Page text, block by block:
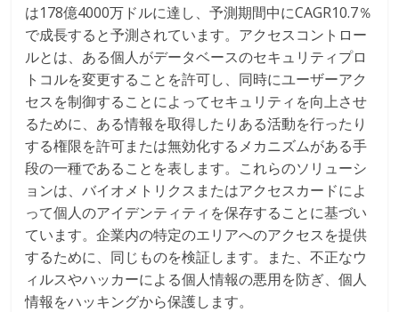
は178億4000万ドルに達し、予測期間中にCAGR10.7％
で成長すると予測されています。アクセスコントロー
ルとは、ある個人がデータベースのセキュリティプロ
トコルを変更することを許可し、同時にユーザーアク
セスを制御することによってセキュリティを向上させ
るために、ある情報を取得したりある活動を行ったり
する権限を許可または無効化するメカニズムがある手
段の一種であることを表します。これらのソリューシ
ョンは、バイオメトリクスまたはアクセスカードによ
って個人のアイデンティティを保存することに基づい
ています。企業内の特定のエリアへのアクセスを提供
するために、同じものを検証します。また、不正なウ
ィルスやハッカーによる個人情報の悪用を防ぎ、個人
情報をハッキングから保護します。